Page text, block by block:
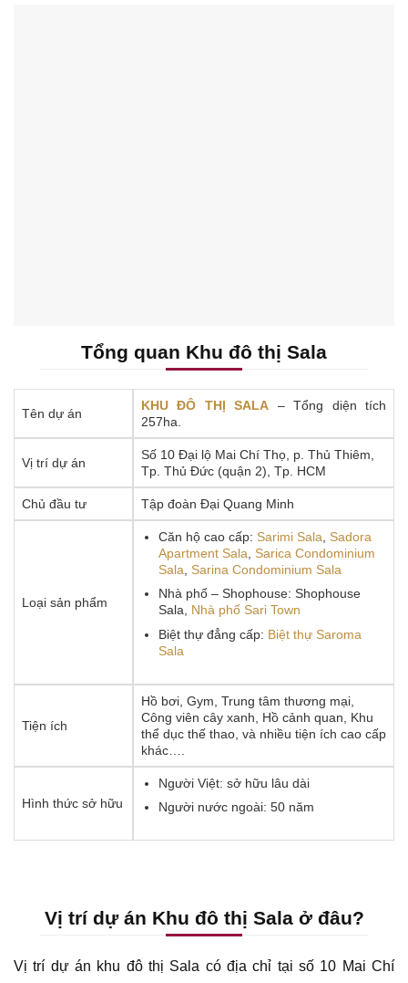
Tổng quan Khu đô thị Sala
Tên dự án
KHU ĐÔ THỊ SALA – Tổng diện tích
257ha.
Vị trí dự án
Số 10 Đại lộ Mai Chí Thọ, p. Thủ Thiêm,
Tp. Thủ Đức (quận 2), Tp. HCM
Chủ đầu tư Tập đoàn Đại Quang Minh
Loại sản phẩm
Căn hộ cao cấp: Sarimi Sala
Sadora
Apartment Sala
Sarica Condominium
Sala
Sarina Condominium Sala
Nhà phố – Shophouse: Shophouse
Sala, Nhà phố Sari Town
Biệt thự đẳng cấp: Biệt thự Saroma
Sala
Tiện ích
Hồ bơi, Gym, Trung tâm thương mại,
Công viên cây xanh, Hồ cảnh quan, Khu
thể dục thế thao, và nhiều tiện ích cao cấp
khác….
Hình thức sở hữu
Người Việt: sở hữu lâu dài
Người nước ngoài: 50 năm
Vị trí dự án Khu đô thị Sala ở đâu?
Vị trí dự án khu đô thị Sala có địa chỉ tại số 10 Mai Chí